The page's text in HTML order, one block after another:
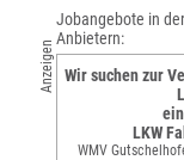
Anzeigen
Jobangebote in
Anbietern:
Wir suchen zur
LKW
WMV